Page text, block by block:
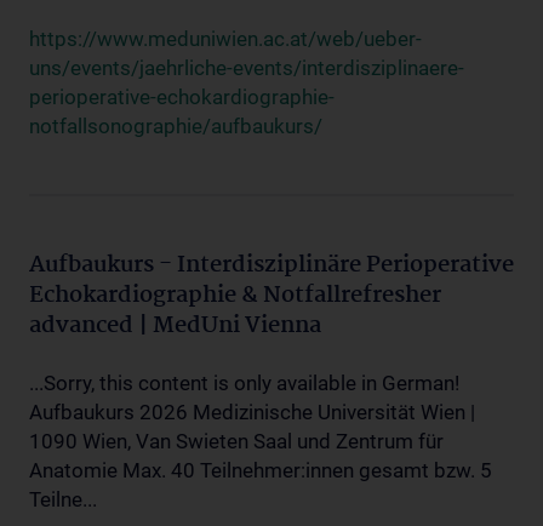
https://www.meduniwien.ac.at/web/ueber-
uns/events/jaehrliche-events/interdisziplinaere-
perioperative-echokardiographie-
notfallsonographie/aufbaukurs/
Aufbaukurs - Interdisziplinäre Perioperative
Echokardiographie & Notfallrefresher
advanced | MedUni Vienna
...Sorry, this content is only available in German!
Aufbaukurs 2026 Medizinische Universität Wien |
1090 Wien, Van Swieten Saal und Zentrum für
Anatomie Max. 40 Teilnehmer:innen gesamt bzw. 5
Teilne...